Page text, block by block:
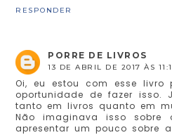
RESPONDER
PORRE DE LIVROS
13 DE ABRIL DE 2017 ÀS
Oi, eu estou com esse
oportunidade de fazer
tanto em livros quanto em
Não imaginava isso sobre
apresentar um pouco sobre